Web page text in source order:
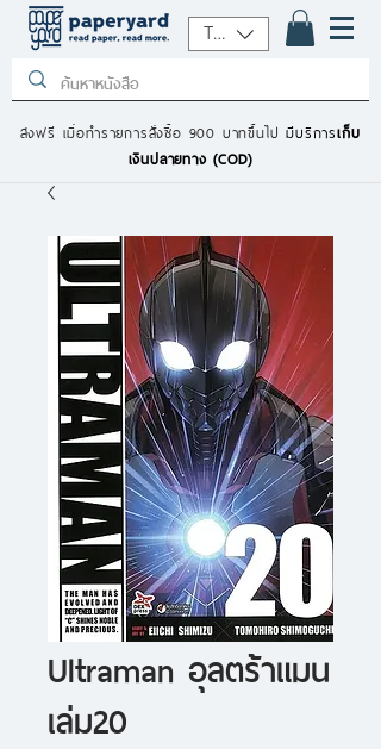
THB (฿)
ส่งฟรี เมื่อทำรายการสั่งซื้อ 900 บาทขึ้นไปมีบริการเก็บ
เงินปลายทาง (COD)
Ultraman อุลตร้าแมน
เล่ม20